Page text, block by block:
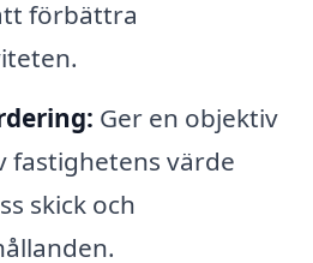
förbättra
Ger en objektiv
fastighetens värde
skick och